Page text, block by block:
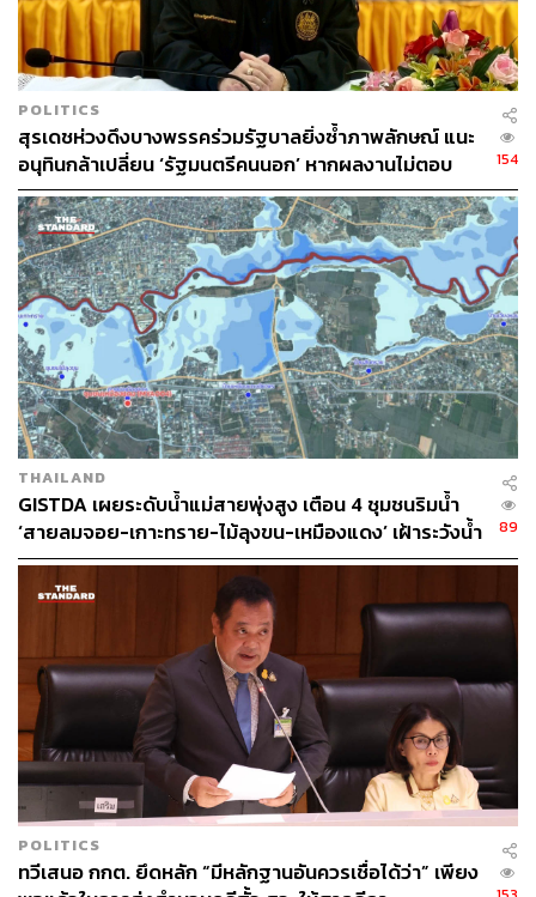
POLITICS
สุรเดชห่วงดึงบางพรรคร่วมรัฐบาลยิ่งซ้ำภาพลักษณ์ แนะ
อนุทินกล้าเปลี่ยน ‘รัฐมนตรีคนนอก’ หากผลงานไม่ตอบ
โจทย์ เปิดทางคนเก่งช่วยประเทศ
154
THAILAND
GISTDA เผยระดับน้ำแม่สายพุ่งสูง เตือน 4 ชุมชนริมน้ำ
‘สายลมจอย-เกาะทราย-ไม้ลุงขน-เหมืองแดง’ เฝ้าระวังน้ำ
ท่วมฉับพลัน
89
POLITICS
ทวีเสนอ กกต. ยึดหลัก “มีหลักฐานอันควรเชื่อได้ว่า” เพียง